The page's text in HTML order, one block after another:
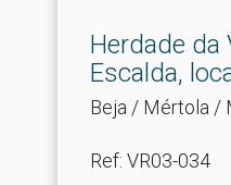
Herdade da
Escalda,
Beja / Mértola /
Ref: VR03-034